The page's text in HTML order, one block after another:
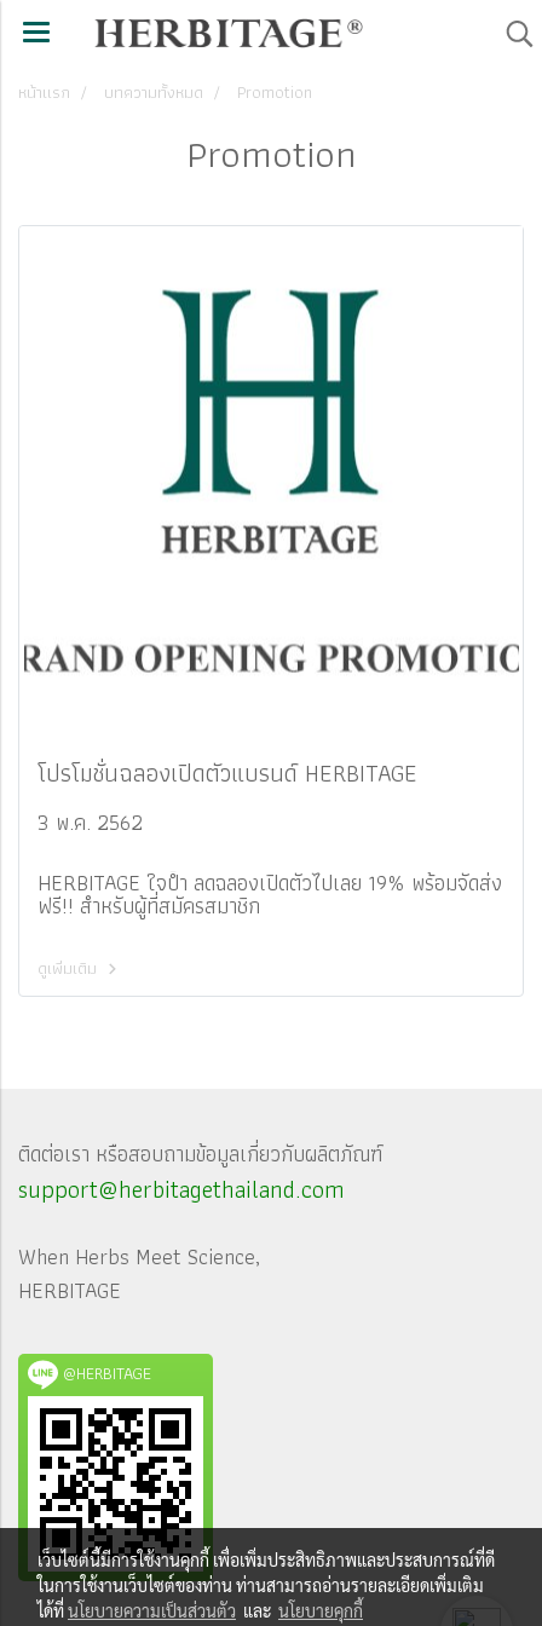
หน้าแรก บทความทั้งหมด Promotion
Promotion
โปรโมชั่นฉลองเปิดตัวแบรนด์ HERBITAGE
3 พ.ค. 2562
HERBITAGE ใจป้ำ ลดฉลองเปิดตัวไปเลย 19% พร้อมจัดส่ง
ฟรี!! สำหรับผู้ที่สมัครสมาชิก
ดูเพิ่มเติม
ติดต่อเรา หรือสอบถามข้อมูลเกี่ยวกับผลิตภัณฑ์
support@herbitagethailand.com
When Herbs Meet Science,
HERBITAGE
@HERBITAGE
เว็บไซต์นี้มีการใช้งานคุกกี้ เพื่อเพิ่มประสิทธิภาพและประสบการณ์ที่ดี
ในการใช้งานเว็บไซต์ของท่าน ท่านสามารถอ่านรายละเอียดเพิ่มเติม
ได้ที่นโยบายความเป็นส่วนตัว และ นโยบายคุกกี้